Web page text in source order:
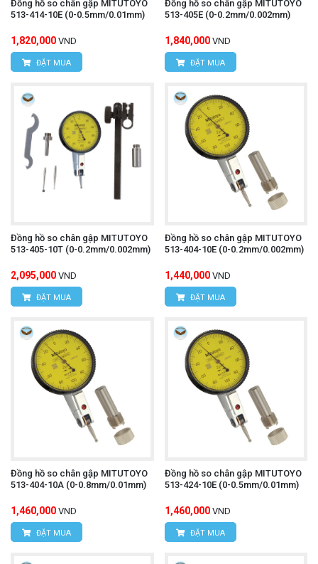
Đồng hồ so chân gập MITUTOYO
513-414-10E (0-0.5mm/0.01mm)
1,820,000 VND
ĐẶT MUA
Đồng hồ so chân gập MITUTOYO
513-405E (0-0.2mm/0.002mm)
1,840,000 VND
ĐẶT MUA
Đồng hồ so chân gập MITUTOYO
513-405-10T (0-0.2mm/0.002mm)
2,095,000 VND
ĐẶT MUA
Đồng hồ so chân gập MITUTOYO
513-404-10E (0-0.2mm/0.002mm)
1,440,000 VND
ĐẶT MUA
Đồng hồ so chân gập MITUTOYO
513-404-10A (0-0.8mm/0.01mm)
1,460,000 VND
ĐẶT MUA
Đồng hồ so chân gập MITUTOYO
513-424-10E (0-0.5mm/0.01mm)
1,460,000 VND
ĐẶT MUA